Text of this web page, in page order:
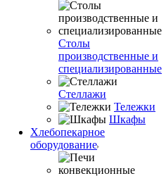
Столы
производственные и
специализированные
Стеллажи
Тележки
Шкафы
Хлебопекарное
оборудование